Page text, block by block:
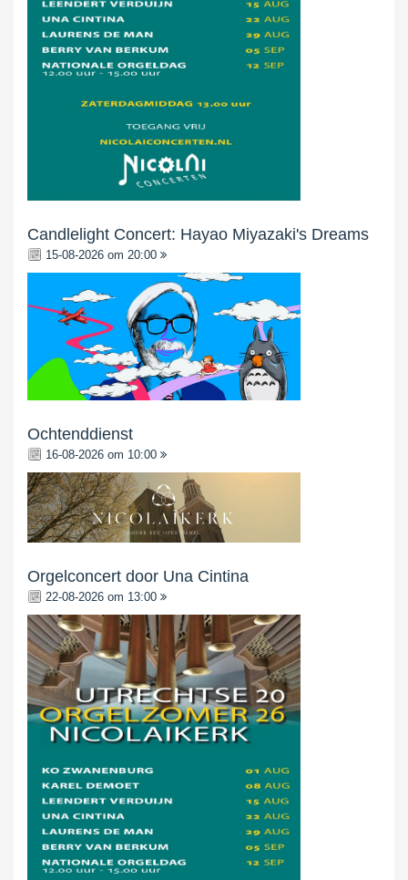
Candlelight Concert: Hayao Miyazaki's Dreams
15-08-2026 om 20:00
Ochtenddienst
16-08-2026 om 10:00
Orgelconcert door Una Cintina
22-08-2026 om 13:00